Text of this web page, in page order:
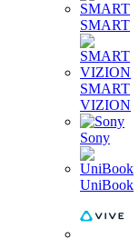
SMART
SMART
VIZION
Sony
UniBook